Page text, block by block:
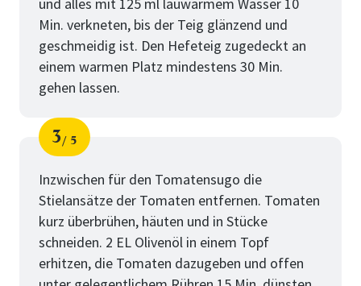
Min. verkneten, bis der Teig glänzend und
geschmeidig ist. Den Hefeteig zugedeckt an
einem warmen Platz mindestens 30 Min.
gehen lassen.
Schritt
3
von
5
Inzwischen für den Tomatensugo die
Stielansätze der Tomaten entfernen. Tomaten
kurz überbrühen, häuten und in Stücke
schneiden. 2 EL Olivenöl in einem Topf
erhitzen, die Tomaten dazugeben und offen